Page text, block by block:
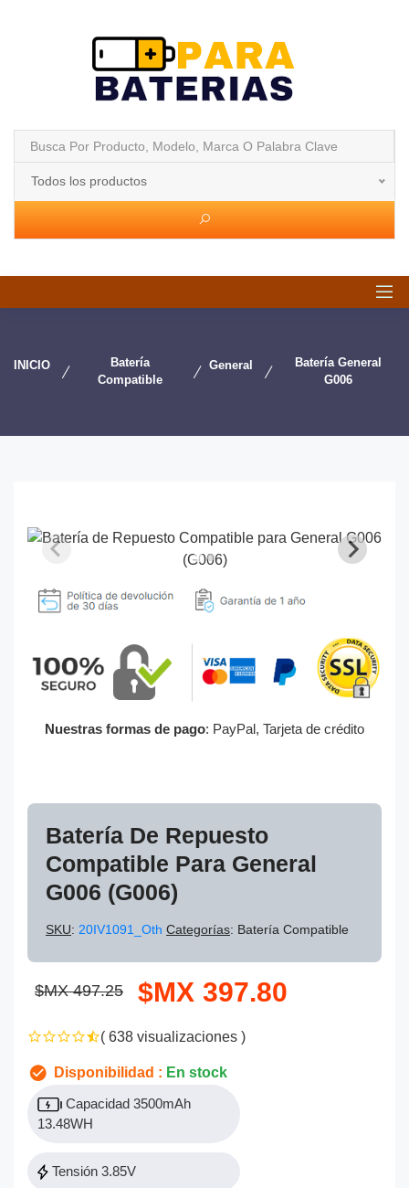
Todos los productos
INICIO
Batería
Compatible
General
Batería General
G006
Nuestras formas de pago: PayPal, Tarjeta de crédito
Batería De Repuesto
Compatible Para General
G006 (G006)
SKU: 20IV1091_Oth Categorías: Batería Compatible
$MX 497.25 $MX 397.80
( 638 visualizaciones )
Disponibilidad : En stock
Capacidad 3500mAh
13.48WH
Tensión 3.85V